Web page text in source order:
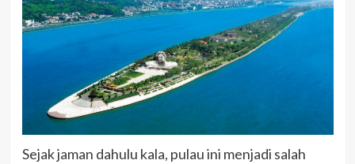
Sejak jaman dahulu kala, pulau ini menjadi salah